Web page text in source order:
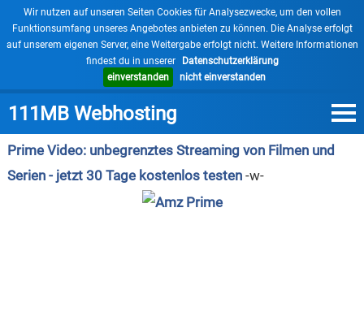
Wir nutzen auf unseren Seiten Cookies für Analysezwecke, um den vollen
Funktionsumfang unseres Angebotes anbieten zu können. Die Analyse erfolgt
auf unserem eigenen Server, eine Weitergabe erfolgt nicht. Weitere Informationen
findest du in unserer
Datenschutzerklärung
einverstanden
nicht einverstanden
111MB Webhosting
Prime Video: unbegrenztes Streaming von Filmen und
Serien - jetzt 30 Tage kostenlos testen -w-